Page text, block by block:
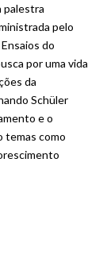
palestra
pelo
do
por uma vida
da
Schüler
e o
temas como